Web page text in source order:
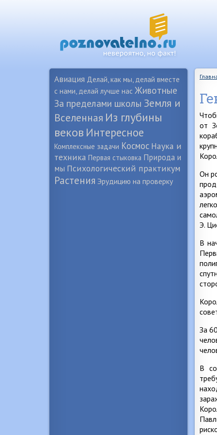
Авиация Делай, как мы, делай вместе
с нами, делай лучше нас Животные
За пределами школы Земля и
Вселенная Из глубины
веков Интересное
Комплексные задачи Космос Наука и
техника Первая стыковка Природа и
мы Психологический практикум
Растения Эрудицию на проверку
от
Он
Э.
В
За
В